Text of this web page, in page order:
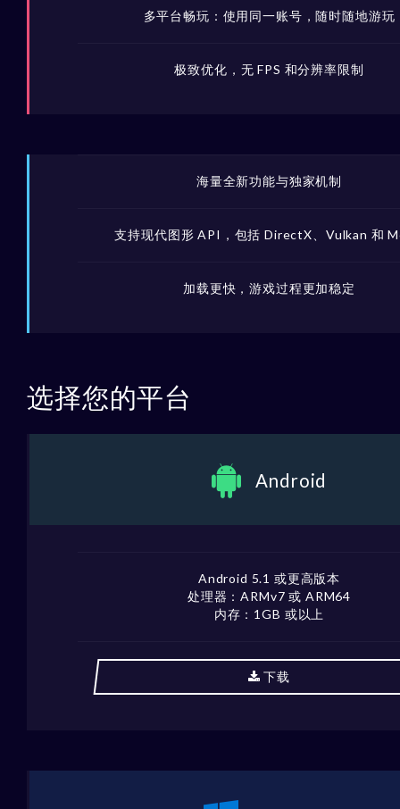
多平台畅玩：使用同一账号，随时随地游玩
极致优化，无 FPS 和分辨率限制
海量全新功能与独家机制
支持现代图形 API，包括 DirectX、Vulkan 和
加载更快，游戏过程更加稳定
选择您的平台
Android
Android 5.1 或更高版本
处理器：ARMv7 或 ARM64
内存：1GB 或以上
下载